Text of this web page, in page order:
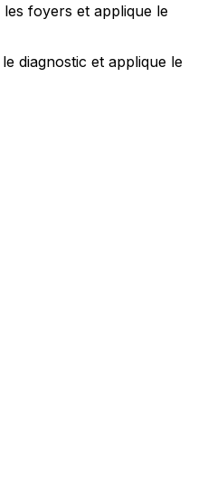
foyers et applique le
diagnostic et applique le